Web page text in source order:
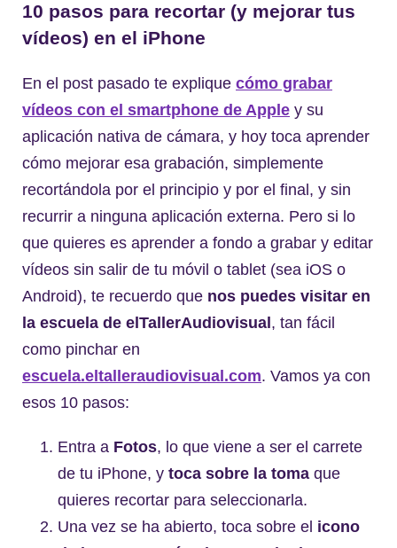
10 pasos para recortar (y mejorar tus
vídeos) en el iPhone
En el post pasado te explique cómo grabar
vídeos con el smartphone de Apple y su
aplicación nativa de cámara, y hoy toca aprender
cómo mejorar esa grabación, simplemente
recortándola por el principio y por el final, y sin
recurrir a ninguna aplicación externa. Pero si lo
que quieres es aprender a fondo a grabar y editar
vídeos sin salir de tu móvil o tablet (sea iOS o
Android), te recuerdo que nos puedes visitar en
la escuela de elTallerAudiovisual , tan fácil
como pinchar en
escuela.eltalleraudiovisual.com. Vamos ya con
esos 10 pasos:
Entra a Fotos, lo que viene a ser el carrete
de tu iPhone, y toca sobre la toma que
quieres recortar para seleccionarla.
Una vez se ha abierto, toca sobre el icono